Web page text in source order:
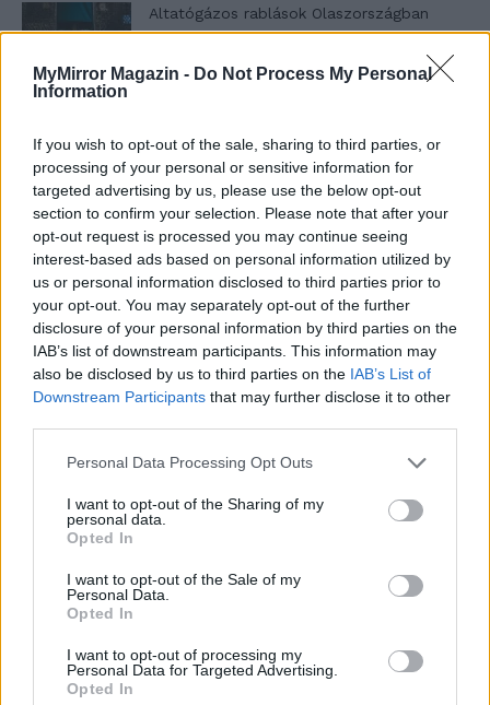
MyMirror Magazin - Do Not Process My Personal
Information
If you wish to opt-out of the sale, sharing to third parties, or
processing of your personal or sensitive information for
targeted advertising by us, please use the below opt-out
section to confirm your selection. Please note that after your
opt-out request is processed you may continue seeing
interest-based ads based on personal information utilized by
us or personal information disclosed to third parties prior to
your opt-out. You may separately opt-out of the further
disclosure of your personal information by third parties on the
IAB’s list of downstream participants. This information may
also be disclosed by us to third parties on the IAB’s List of
Downstream Participants that may further disclose it to other
Personal Data Processing Opt Outs
I want to opt-out of the Sharing of my
personal data.
Opted In
I want to opt-out of the Sale of my
Personal Data.
Opted In
I want to opt-out of processing my
Personal Data for Targeted Advertising.
Opted In
Altatógázos rablások Olaszországban
Lyhanna története
T. Barnett: Gyilkosság a Garda-tónál 12.
rész
T. szereti a fiatal lányokat 13. rész
Minka 10. rész